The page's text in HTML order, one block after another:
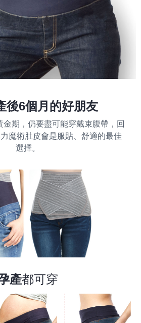
後6個月的好朋友
金期，仍要盡可能穿戴束腹帶，回
魔術肚皮會是服貼、舒適的最佳
選擇。
產都可穿